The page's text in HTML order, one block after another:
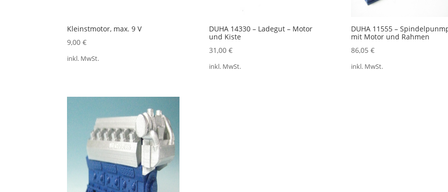
Kleinstmotor, max. 9 V
9,00€
inkl. MwSt.
DUHA 14330 – Ladegut – Motor
und Kiste
31,00 €
inkl. MwSt.
DUHA 11555 –
mit Motor und Rahmen
86,05 €
inkl. MwSt.